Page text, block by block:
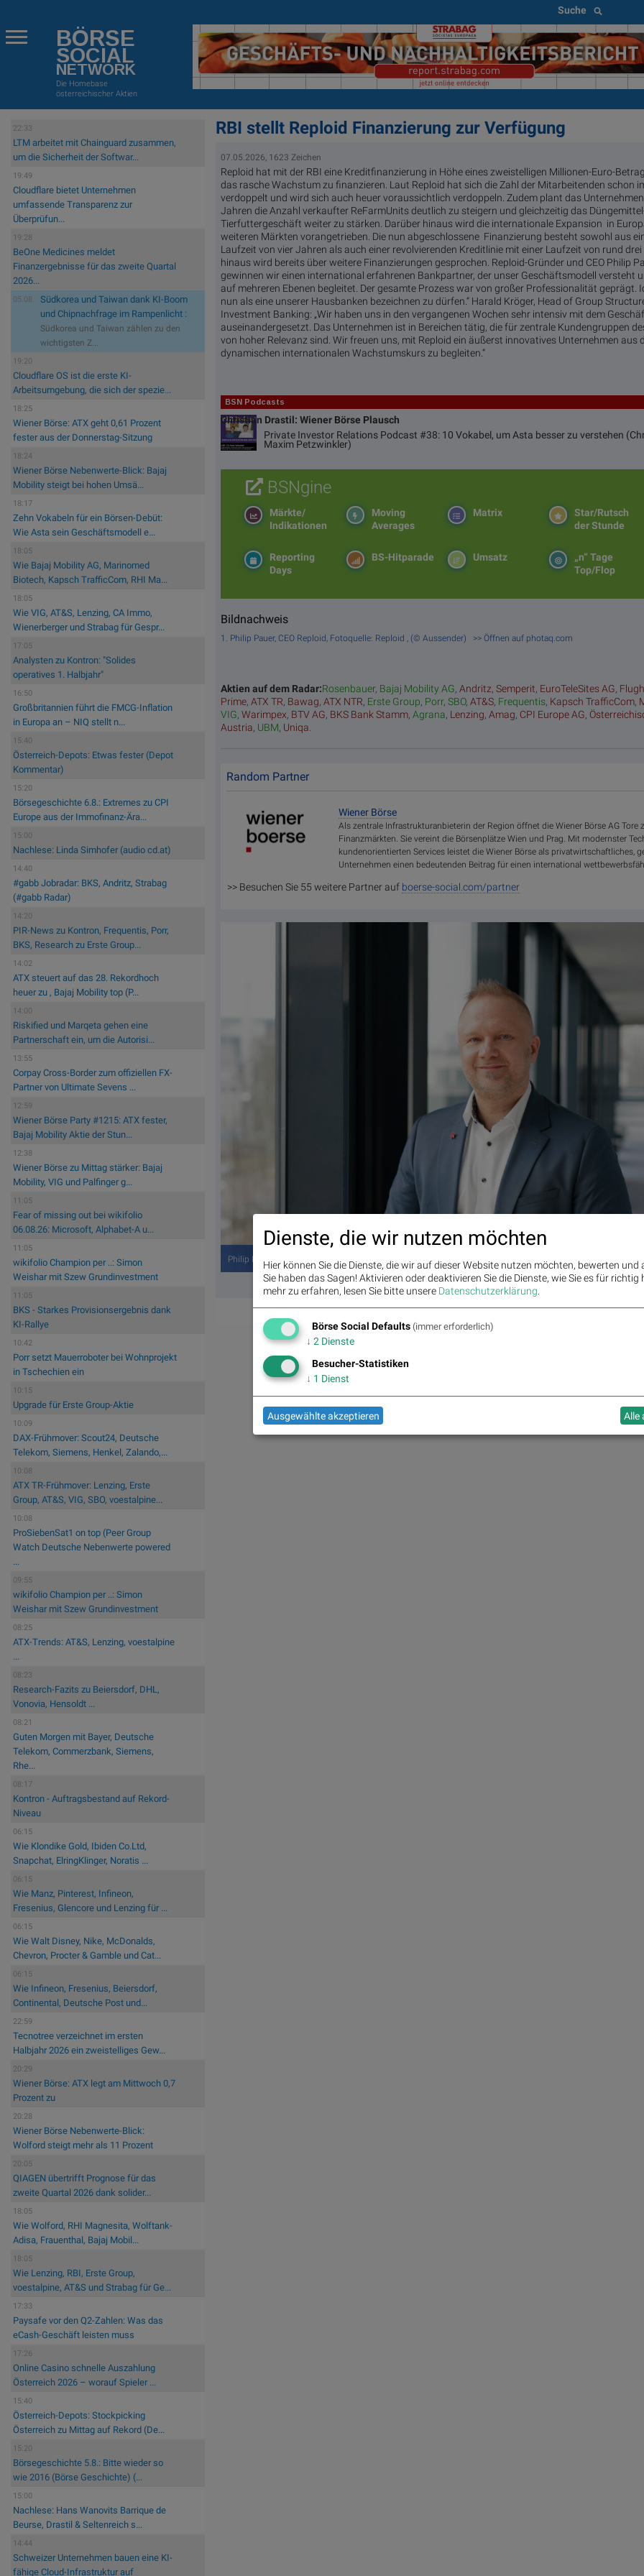
Suche
BÖRSE
SOCIAL
NETWORK
Die Homebase
österreichischer Aktien
22:33
LTM arbeitet mit Chainguard zusammen,
um die Sicherheit der Softwar...
19:49
Cloudflare bietet Unternehmen
umfassende Transparenz zur
Überprüfun...
19:28
BeOne Medicines meldet
Finanzergebnisse für das zweite Quartal
2026...
05.08.
Südkorea und Taiwan dank KI-Boom
und Chipnachfrage im Rampenlicht :
Südkorea und Taiwan zählen zu den
wichtigsten Z...
19:20
Cloudflare OS ist die erste KI-
Arbeitsumgebung, die sich der spezie...
18:25
Wiener Börse: ATX geht 0,61 Prozent
fester aus der Donnerstag-Sitzung
18:24
Wiener Börse Nebenwerte-Blick: Bajaj
Mobility steigt bei hohen Umsä...
18:17
Zehn Vokabeln für ein Börsen-Debüt:
Wie Asta sein Geschäftsmodell e...
18:05
Wie Bajaj Mobility AG, Marinomed
Biotech, Kapsch TrafficCom, RHI Ma...
18:05
Wie VIG, AT&S, Lenzing, CA Immo,
Wienerberger und Strabag für Gespr...
17:05
Analysten zu Kontron: "Solides
operatives 1. Halbjahr"
16:50
Großbritannien führt die FMCG-Inflation
in Europa an – NIQ stellt n...
15:40
Österreich-Depots: Etwas fester (Depot
Kommentar)
15:20
Börsegeschichte 6.8.: Extremes zu CPI
Europe aus der Immofinanz-Ära...
15:00
Nachlese: Linda Simhofer (audio cd.at)
14:40
#gabb Jobradar: BKS, Andritz, Strabag
(#gabb Radar)
14:20
PIR-News zu Kontron, Frequentis, Porr,
BKS, Research zu Erste Group...
14:02
ATX steuert auf das 28. Rekordhoch
heuer zu , Bajaj Mobility top (P...
14:00
Riskified und Marqeta gehen eine
Partnerschaft ein, um die Autorisi...
13:55
Corpay Cross-Border zum offiziellen FX-
Partner von Ultimate Sevens ...
12:59
Wiener Börse Party #1215: ATX fester,
Bajaj Mobility Aktie der Stun...
12:38
Wiener Börse zu Mittag stärker: Bajaj
Mobility, VIG und Palfinger g...
11:05
Fear of missing out bei wikifolio
06.08.26: Microsoft, Alphabet-A u...
11:05
wikifolio Champion per ..: Simon
Weishar mit Szew Grundinvestment
11:05
BKS - Starkes Provisionsergebnis dank
KI-Rallye
10:42
Porr setzt Mauerroboter bei Wohnprojekt
in Tschechien ein
10:15
Upgrade für Erste Group-Aktie
10:09
DAX-Frühmover: Scout24, Deutsche
Telekom, Siemens, Henkel, Zalando,...
10:08
ATX TR-Frühmover: Lenzing, Erste
Group, AT&S, VIG, SBO, voestalpine...
10:08
ProSiebenSat1 on top (Peer Group
Watch Deutsche Nebenwerte powered
...
09:55
wikifolio Champion per ..: Simon
Weishar mit Szew Grundinvestment
08:25
ATX-Trends: AT&S, Lenzing, voestalpine
...
08:23
Research-Fazits zu Beiersdorf, DHL,
Vonovia, Hensoldt ...
08:21
Guten Morgen mit Bayer, Deutsche
Telekom, Commerzbank, Siemens,
Rhe...
08:17
Kontron - Auftragsbestand auf Rekord-
Niveau
06:15
Wie Klondike Gold, Ibiden Co.Ltd,
Snapchat, ElringKlinger, Noratis ...
06:15
Wie Manz, Pinterest, Infineon,
Fresenius, Glencore und Lenzing für ...
06:15
Wie Walt Disney, Nike, McDonalds,
Chevron, Procter & Gamble und Cat...
06:15
Wie Infineon, Fresenius, Beiersdorf,
Continental, Deutsche Post und...
22:59
Tecnotree verzeichnet im ersten
Halbjahr 2026 ein zweistelliges Gew...
20:29
Wiener Börse: ATX legt am Mittwoch 0,7
Prozent zu
20:28
Wiener Börse Nebenwerte-Blick:
Wolford steigt mehr als 11 Prozent
20:05
QIAGEN übertrifft Prognose für das
zweite Quartal 2026 dank solider...
18:05
Wie Wolford, RHI Magnesita, Wolftank-
Adisa, Frauenthal, Bajaj Mobil...
18:05
Wie Lenzing, RBI, Erste Group,
voestalpine, AT&S und Strabag für Ge...
17:33
Paysafe vor den Q2-Zahlen: Was das
eCash-Geschäft leisten muss
17:26
Online Casino schnelle Auszahlung
Österreich 2026 – worauf Spieler ...
15:40
Österreich-Depots: Stockpicking
Österreich zu Mittag auf Rekord (De...
15:20
Börsegeschichte 5.8.: Bitte wieder so
wie 2016 (Börse Geschichte) (...
15:00
Nachlese: Hans Wanovits Barrique de
Beurse, Drastil & Seltenreich s...
14:44
Schweizer Unternehmen bauen eine KI-
fähige Cloud-Infrastruktur auf
RBI stellt Reploid Finanzierung zur Verfügung
07.05.2026, 1623 Zeichen
Reploid hat mit der RBI eine Kreditfinanzierung in Höhe eines zweistelligen Millionen-Euro-
das rasche Wachstum zu finanzieren. Laut Reploid hat sich die Zahl der Mitarbeitenden schon
verdoppelt und wird sich auch heuer voraussichtlich verdoppeln. Zudem plant das
Jahren die Anzahl verkaufter ReFarmUnits deutlich zu steigern und gleichzeitig das
Tierfuttergeschäft weiter zu stärken. Darüber hinaus wird die internationale Expansion in
weiteren Märkten vorangetrieben. Die nun abgeschlossene Finanzierung besteht sowohl aus
Laufzeit von vier Jahren als auch einer revolvierenden Kreditlinie mit einer Laufzeit von rund
hinaus wird bereits über weitere Finanzierungen gesprochen. Reploid-Gründer und CEO Philip
gewinnen wir einen international erfahrenen Bankpartner, der unser Geschäftsmodell versteht
auf mehreren Ebenen begleitet. Der gesamte Prozess war von großer Professionalität geprägt.
nun als eine unserer Hausbanken bezeichnen zu dürfen.“ Harald Kröger, Head of Group
Investment Banking: „Wir haben uns in den vergangenen Wochen sehr intensiv mit dem
auseinandergesetzt. Das Unternehmen ist in Bereichen tätig, die für zentrale Kundengruppen
von hoher Relevanz sind. Wir freuen uns, mit Reploid ein äußerst innovatives Unternehmen aus
dynamischen internationalen Wachstumskurs zu begleiten.“
BSN Podcasts
Christian Drastil: Wiener Börse Plausch
Private Investor Relations Podcast #38: 10 Vokabel, um Asta besser zu verstehen
Maxim Petzwinkler)
BSNgine
Star/Rutsch
der Stunde
Matrix
Moving
Averages
Märkte/
Indikationen
„n“ Tage
Top/Flop
Umsatz
BS-Hitparade
Reporting
Days
Bildnachweis
1. Philip Pauer, CEO Reploid, Fotoquelle: Reploid , (© Aussender) >> Öffnen auf photaq.com
Aktien auf dem Radar:Rosenbauer, Bajaj Mobility AG,Andritz,Semperit, EuroTeleSites AG,
Prime,ATX TR, Bawag,ATX NTR, Erste Group, Porr,SBO,AT&S, Frequentis, Kapsch TrafficCom,
VIG,Warimpex, BTV AG, BKS Bank Stamm,Agrana, Lenzing,Amag, CPI Europe AG,
Austria, UBM, Uniqa
Random Partner
Wiener Börse
Als zentrale Infrastrukturanbieterin der Region öffnet die Wiener Börse AG Tore
Finanzmärkten. Sie vereint die Börsenplätze Wien und Prag. Mit modernster
kundenorientierten Services leistet die Wiener Börse als privatwirtschaftliches,
Unternehmen einen bedeutenden Beitrag für einen international
>> Besuchen Sie 55 weitere Partner auf boerse-social.com/partner
Philip Pauer, CEO Reploid, Fotoquelle: Reploid, (© Aussender)
Dienste, die wir nutzen möchten
Hier können Sie die Dienste, die wir auf dieser Website nutzen möchten, bewerten und
Sie haben das Sagen! Aktivieren oder deaktivieren Sie die Dienste, wie Sie es für richtig
mehr zu erfahren, lesen Sie bitte unsere Datenschutzerklärung.
Börse Social Defaults (immer erforderlich)
↓ 2 Dienste
Besucher-Statistiken
↓ 1 Dienst
Ausgewählte akzeptieren Alle